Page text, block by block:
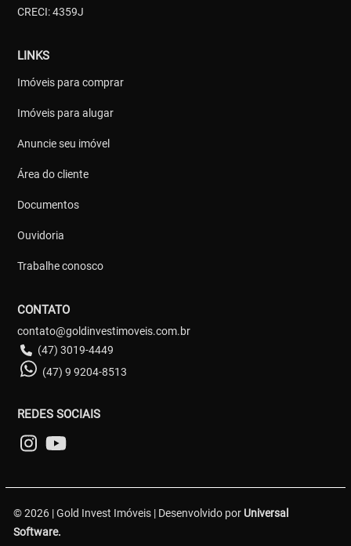
CRECI: 4359J
LINKS
Imóveis para comprar
Imóveis para alugar
Anuncie seu imóvel
Área do cliente
Documentos
Ouvidoria
Trabalhe conosco
CONTATO
contato@goldinvestimoveis.com.br
(47) 3019-4449
(47) 9 9204-8513
REDES SOCIAIS
© 2026 | Gold Invest Imóveis | Desenvolvido por Universal
Software.